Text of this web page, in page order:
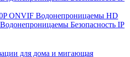
ONVIF Водонепроницаемы HD
Безопасность IP